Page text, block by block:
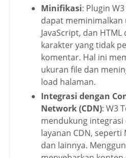
Minifikasi: Plugin
dapat meminimalkan
JavaScript, dan
karakter yang tidak
komentar. Hal ini
ukuran file dan
load halaman.
Integrasi dengan
Network (CDN): W3
mendukung integrasi
layanan CDN, seperti
dan lainnya.